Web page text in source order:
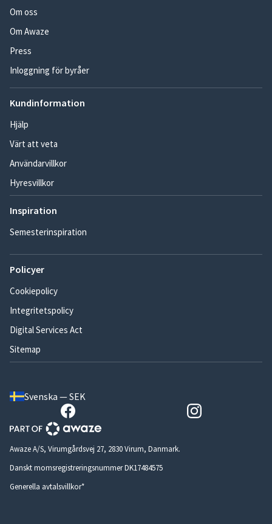
Om oss
Om Awaze
Press
Inloggning för byråer
Kundinformation
Hjälp
Värt att veta
Användarvillkor
Hyresvillkor
Inspiration
Semesterinspiration
Policyer
Cookiepolicy
Integritetspolicy
Digital Services Act
Sitemap
Svenska — SEK
Awaze A/S, Virumgårdsvej 27, 2830 Virum, Danmark.
Danskt momsregistreringsnummer DK17484575
Generella avtalsvillkor*